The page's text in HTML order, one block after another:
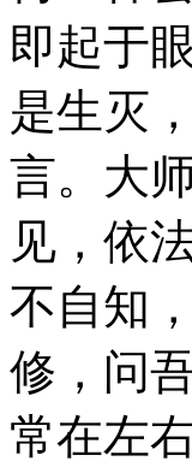
即起于
是生灭
言。大
见，依
不自知
修，问
常在左